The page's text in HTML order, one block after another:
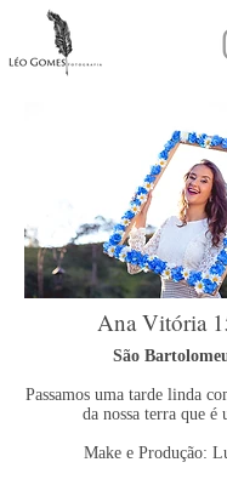
Ana Vitória
São
Passamos uma tarde linda
da nossa terra que é
Make e Produção: